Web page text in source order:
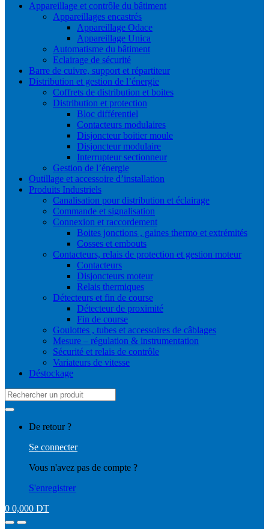
Appareillage et contrôle du bâtiment
Appareillages encastrés
Appareillage Odace
Appareillage Unica
Automatisme du bâtiment
Eclairage de sécurité
Barre de cuivre, support et répartiteur
Distribution et gestion de l’énergie
Coffrets de distribution et boites
Distribution et protection
Bloc différentiel
Contacteurs modulaires
Disjoncteur boitier moule
Disjoncteur modulaire
Interrupteur sectionneur
Gestion de l’énergie
Outillage et accessoire d’installation
Produits Industriels
Canalisation pour distribution et éclairage
Commande et signalisation
Connexion et raccordement
Boites jonctions , gaines thermo et extrémités
Cosses et embouts
Contacteurs, relais de protection et gestion moteur
Contacteurs
Disjoncteurs moteur
Relais thermiques
Détecteurs et fin de course
Détecteur de proximité
Fin de course
Goulottes , tubes et accessoires de câblages
Mesure – régulation & instrumentation
Sécurité et relais de contrôle
Variateurs de vitesse
Déstockage
Search
for:
De retour ?
Se connecter
Vous n'avez pas de compte ?
S'enregistrer
0 0,000 DT